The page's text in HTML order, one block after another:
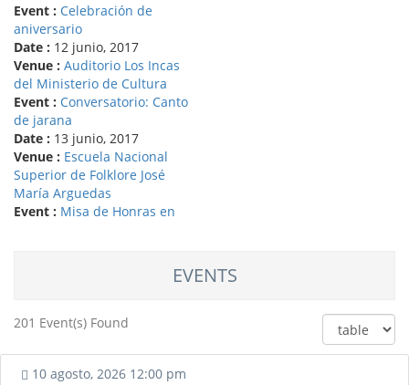
Event : Celebración de
aniversario
Date : 12 junio, 2017
Venue : Auditorio Los Incas
del Ministerio de Cultura
Event : Conversatorio: Canto
de jarana
Date : 13 junio, 2017
Venue : Escuela Nacional
Superior de Folklore José
María Arguedas
Event : Misa de Honras en
María Arguedas
en la educación e
interpretación
EVENTS
201 Event(s) Found
10 agosto, 2026 12:00 pm